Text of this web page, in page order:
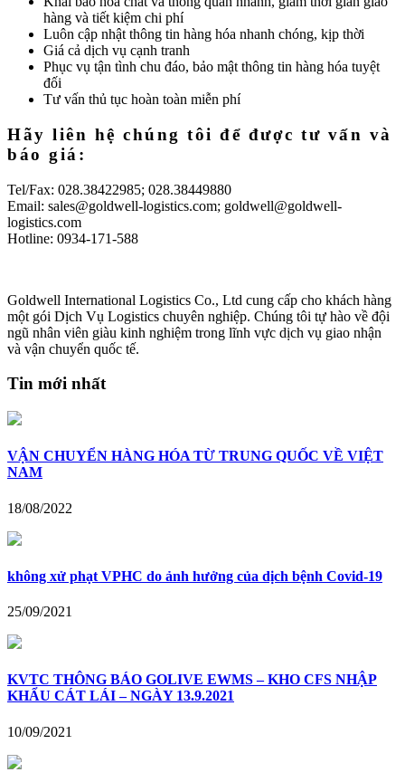
hàng và tiết kiệm chi phí
Luôn cập nhật thông tin hàng hóa nhanh chóng, kịp thời
Giá cả dịch vụ cạnh tranh
Phục vụ tận tình chu đáo, bảo mật thông tin hàng hóa tuyệt
đối
Tư vấn thủ tục hoàn toàn miễn phí
Hãy liên hệ chúng tôi để được tư vấn và
báo giá:
Tel/Fax: 028.38422985; 028.38449880
Email: sales@goldwell-logistics.com; goldwell@goldwell-
logistics.com
Hotline: 0934-171-588
Goldwell International Logistics Co., Ltd cung cấp cho khách hàng
một gói Dịch Vụ Logistics chuyên nghiệp. Chúng tôi tự hào về đội
ngũ nhân viên giàu kinh nghiệm trong lĩnh vực dịch vụ giao nhận
và vận chuyển quốc tế.
Tin mới nhất
VẬN CHUYỂN HÀNG HÓA TỪ TRUNG QUỐC VỀ VIỆT
NAM
18/08/2022
không xử phạt VPHC do ảnh hưởng của dịch bệnh Covid-19
25/09/2021
KVTC THÔNG BÁO GOLIVE EWMS – KHO CFS NHẬP
KHẨU CÁT LÁI – NGÀY 13.9.2021
10/09/2021